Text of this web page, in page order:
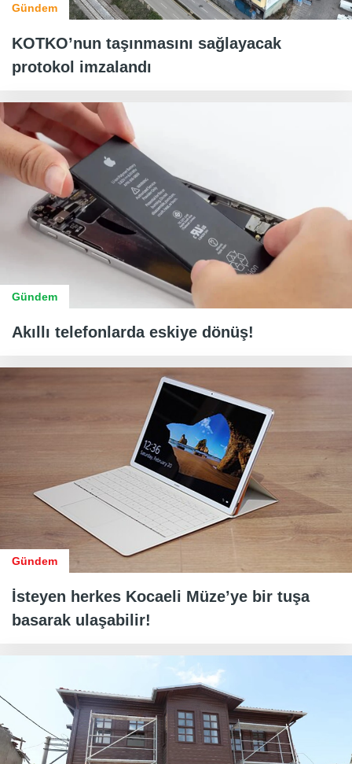
Gündem
KOTKO’nun taşınmasını sağlayacak
protokol imzalandı
Gündem
Akıllı telefonlarda eskiye dönüş!
Gündem
İsteyen herkes Kocaeli Müze’ye bir tuşa
basarak ulaşabilir!